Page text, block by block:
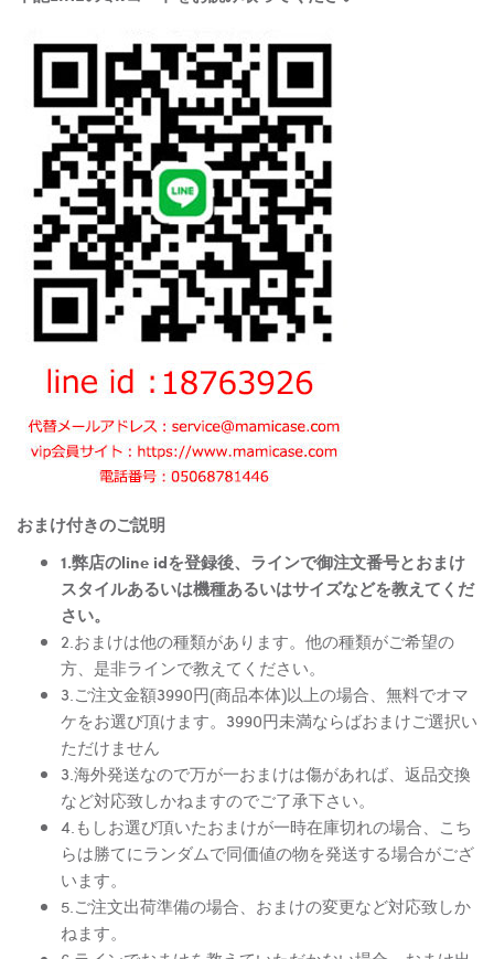
おまけ付きのご説明
1.弊店のline idを登録後、ラインで御注文番号とおまけ
スタイルあるいは機種あるいはサイズなどを教えてくだ
さい。
2.おまけは他の種類があります。他の種類がご希望の
方、是非ラインで教えてください。
3.ご注文金額3990円(商品本体)以上の場合、無料でオマ
ケをお選び頂けます。3990円未満ならばおまけご選択い
ただけません
3.海外発送なので万が一おまけは傷があれば、返品交換
など対応致しかねますのでご了承下さい。
4.もしお選び頂いたおまけが一時在庫切れの場合、こち
らは勝てにランダムで同価値の物を発送する場合がござ
います。
5.ご注文出荷準備の場合、おまけの変更など対応致しか
ねます。